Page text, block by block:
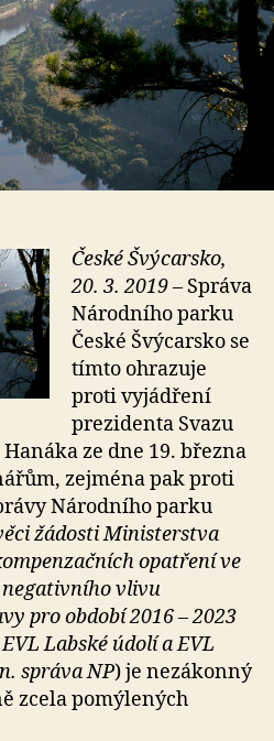
České Švýcarsko,
20. 3. 2019 – Správa
Národního parku
České Švýcarsko se
tímto ohrazuje
proti vyjádření
prezidenta Svazu
ze dne 19. března
zejména pak proti
Národního parku
žádosti Ministerstva
opatření ve
vlivu
pro období 2016 – 2023
Labské údolí a EVL
správa NP) je nezákonný
zcela pomýlených